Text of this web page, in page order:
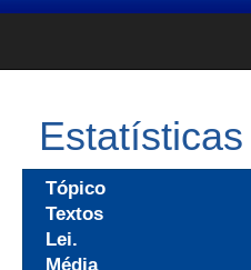
Tópico
Textos
Lei.
Média